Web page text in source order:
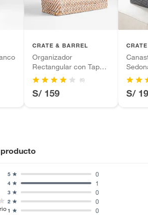
CRATE & BARREL
Organizador
Rectangular con Tapa
Sedona Blanco(6)
S/ 159 S/
1 0
2 0
3 0
4 1
5 0